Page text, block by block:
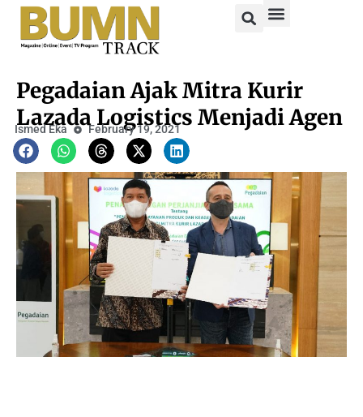
Pegadaian Ajak Mitra Kurir
Lazada Logistics Menjadi Agen
Ismed Eka February 19, 2021